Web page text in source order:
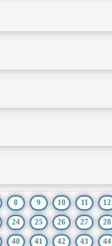
8 9 10 11 12
24 25 26 27 28
40 41 42 43 44